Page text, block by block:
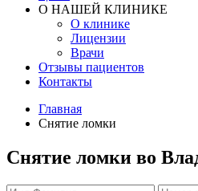
О НАШЕЙ КЛИНИКЕ
О клинике
Лицензии
Врачи
Отзывы пациентов
Контакты
Главная
Снятие ломки
Снятие ломки во